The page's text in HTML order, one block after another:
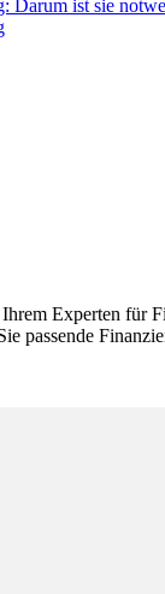
Darum ist sie
Experten für
passende